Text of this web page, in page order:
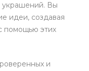
украшений. Вы
идеи, создавая
помощью этих
и